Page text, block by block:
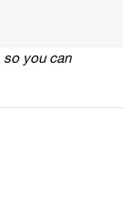
so you can